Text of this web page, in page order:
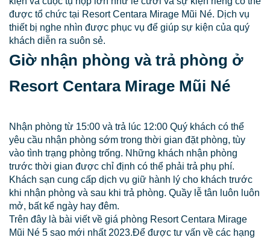
được tổ chức tại Resort Centara Mirage Mũi Né. Dịch vụ
thiết bị nghe nhìn được phục vụ để giúp sự kiện của quý
khách diễn ra suôn sẻ.
Giờ nhận phòng và trả phòng ở
Resort Centara Mirage Mũi Né
Nhận phòng từ 15:00 và trả lúc 12:00 Quý khách có thể
yêu cầu nhận phòng sớm trong thời gian đặt phòng, tùy
vào tình trạng phòng trống. Những khách nhận phòng
trước thời gian được chỉ định có thể phải trả phụ phí.
Khách sạn cung cấp dịch vụ giữ hành lý cho khách trước
khi nhận phòng và sau khi trả phòng. Quầy lễ tân luôn luôn
mở, bất kể ngày hay đêm.
Trên đây là bài viết về giá phòng Resort Centara Mirage
Mũi Né 5 sao mới nhất 2023.Để được tư vấn về các hạng